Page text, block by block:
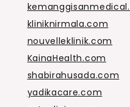
kliniknirmala.com
nouvelleklinik.com
KainaHealth.com
shabirahusada.com
yadikacare.com